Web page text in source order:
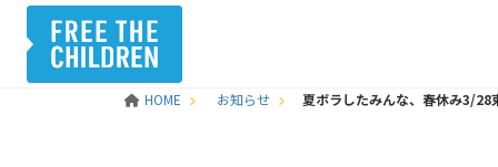
HOME お知らせ 夏ボラしたみんな、春休み3/